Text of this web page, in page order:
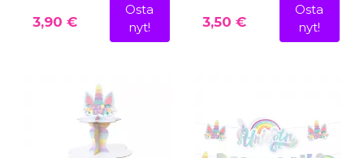
3,90 €
Osta
nyt!
3,50 €
Osta
nyt!